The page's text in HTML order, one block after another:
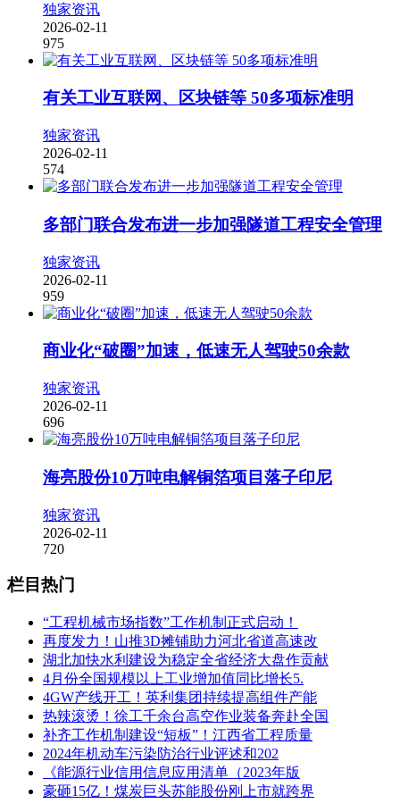
独家资讯
2026-02-11
975
有关工业互联网、区块链等 50多项标准明
独家资讯
2026-02-11
574
多部门联合发布进一步加强隧道工程安全管理
独家资讯
2026-02-11
959
商业化“破圈”加速，低速无人驾驶50余款
独家资讯
2026-02-11
696
海亮股份10万吨电解铜箔项目落子印尼
独家资讯
2026-02-11
720
栏目热门
“工程机械市场指数”工作机制正式启动！
再度发力！山推3D摊铺助力河北省道高速改
湖北加快水利建设为稳定全省经济大盘作贡献
4月份全国规模以上工业增加值同比增长5.
4GW产线开工！英利集团持续提高组件产能
热辣滚烫！徐工千余台高空作业装备奔赴全国
补齐工作机制建设“短板”！江西省工程质量
2024年机动车污染防治行业评述和202
《能源行业信用信息应用清单（2023年版
豪砸15亿！煤炭巨头苏能股份刚上市就跨界